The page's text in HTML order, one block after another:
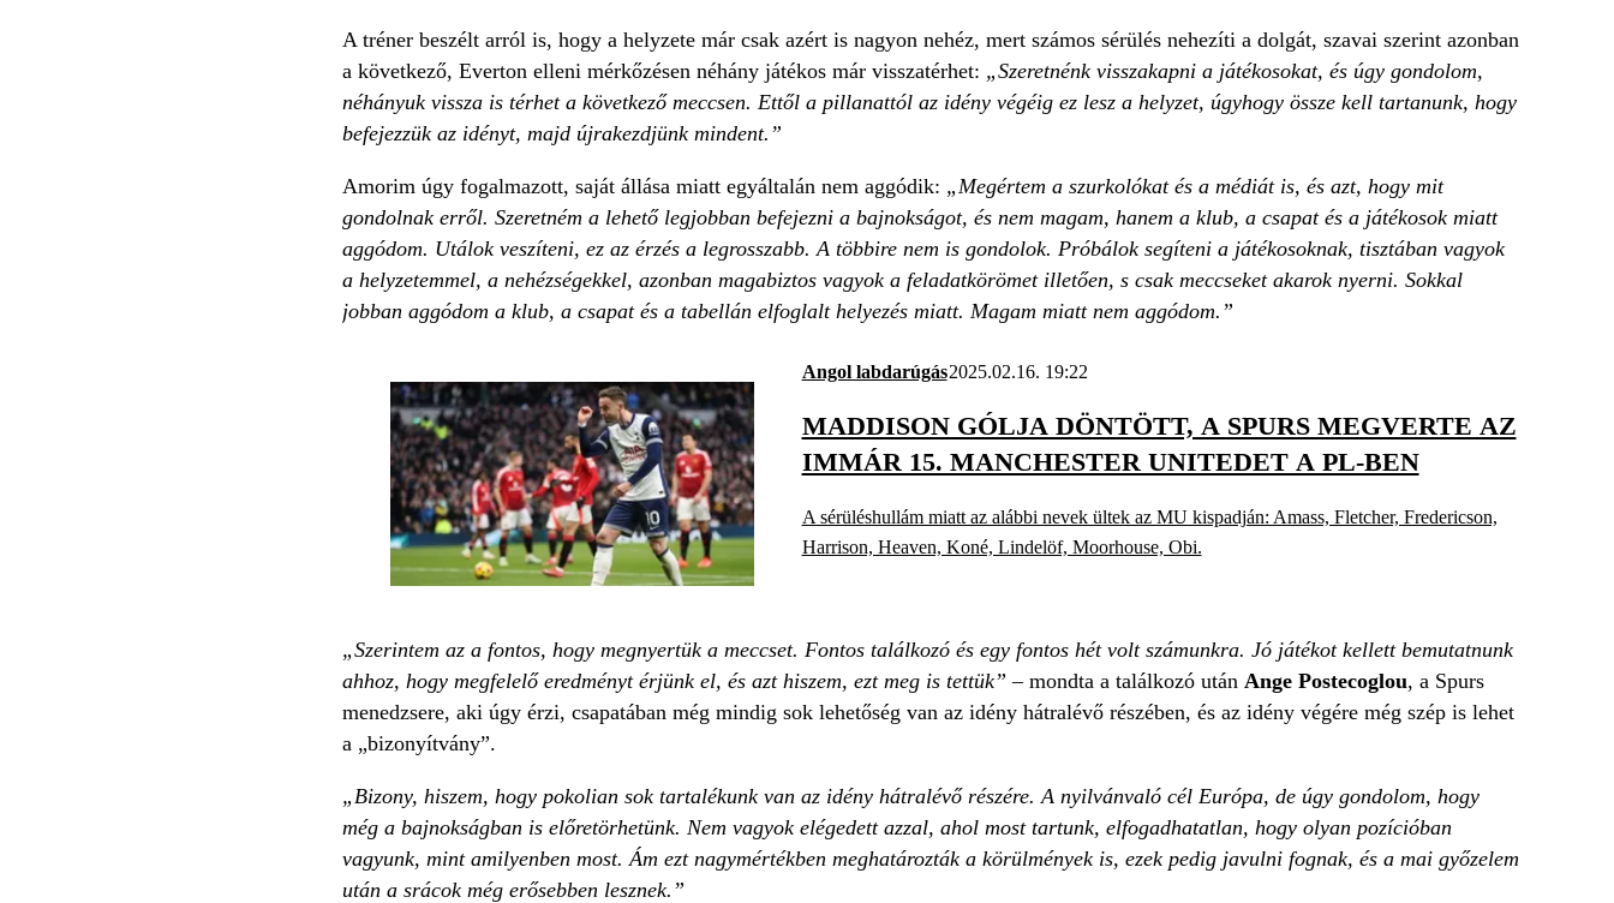
A tréner beszélt arról is, hogy a helyzete már csak azért is nagyon nehéz, mert számos sérülés nehezíti a dolgát, szavai szerint azonban
a következő, Everton elleni mérkőzésen néhány játékos már visszatérhet: „Szeretnénk visszakapni a játékosokat, és úgy gondolom,
néhányuk vissza is térhet a következő meccsen. Ettől a pillanattól az idény végéig ez lesz a helyzet, úgyhogy össze kell tartanunk, hogy
befejezzük az idényt, majd újrakezdjünk mindent.”
Amorim úgy fogalmazott, saját állása miatt egyáltalán nem aggódik: „Megértem a szurkolókat és a médiát is, és azt, hogy mit
gondolnak erről. Szeretném a lehető legjobban befejezni a bajnokságot, és nem magam, hanem a klub, a csapat és a játékosok miatt
aggódom. Utálok veszíteni, ez az érzés a legrosszabb. A többire nem is gondolok. Próbálok segíteni a játékosoknak, tisztában vagyok
a helyzetemmel, a nehézségekkel, azonban magabiztos vagyok a feladatkörömet illetően, s csak meccseket akarok nyerni. Sokkal
jobban aggódom a klub, a csapat és a tabellán elfoglalt helyezés miatt. Magam miatt nem aggódom.”
Angol labdarúgás2025.02.16. 19:22
MADDISON GÓLJA DÖNTÖTT, A SPURS MEGVERTE AZ
IMMÁR 15. MANCHESTER UNITEDET A PL-BEN
A sérüléshullám miatt az alábbi nevek ültek az MU kispadján: Amass, Fletcher, Fredericson,
Harrison, Heaven, Koné, Lindelöf, Moorhouse, Obi.
„Szerintem az a fontos, hogy megnyertük a meccset. Fontos találkozó és egy fontos hét volt számunkra. Jó játékot kellett bemutatnunk
ahhoz, hogy megfelelő eredményt érjünk el, és azt hiszem, ezt meg is tettük” – mondta a találkozó után Ange Postecoglou, a Spurs
menedzsere, aki úgy érzi, csapatában még mindig sok lehetőség van az idény hátralévő részében, és az idény végére még szép is lehet
a „bizonyítvány”.
„Bizony, hiszem, hogy pokolian sok tartalékunk van az idény hátralévő részére. A nyilvánvaló cél Európa, de úgy gondolom, hogy
még a bajnokságban is előretörhetünk. Nem vagyok elégedett azzal, ahol most tartunk, elfogadhatatlan, hogy olyan pozícióban
vagyunk, mint amilyenben most. Ám ezt nagymértékben meghatározták a körülmények is, ezek pedig javulni fognak, és a mai győzelem
után a srácok még erősebben lesznek.”